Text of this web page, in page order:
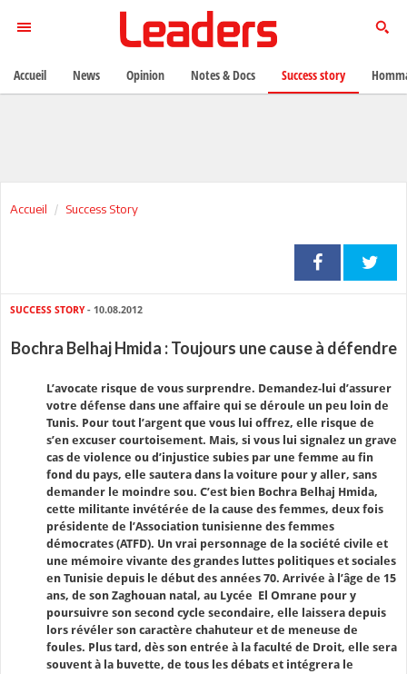
Accueil Success Story
SUCCESS STORY- 10.08.2012
Bochra Belhaj Hmida : Toujours une cause à défendre
L’avocate risque de vous surprendre. Demandez-lui d’assurer
votre défense dans une affaire qui se déroule un peu loin de
Tunis. Pour tout l’argent que vous lui offrez, elle risque de
s’en excuser courtoisement. Mais, si vous lui signalez un grave
cas de violence ou d’injustice subies par une femme au fin
fond du pays, elle sautera dans la voiture pour y aller, sans
demander le moindre sou. C’est bien Bochra Belhaj Hmida,
cette militante invétérée de la cause des femmes, deux fois
présidente de l’Association tunisienne des femmes
démocrates (ATFD). Un vrai personnage de la société civile et
une mémoire vivante des grandes luttes politiques et sociales
en Tunisie depuis le début des années 70. Arrivée à l’âge de 15
ans, de son Zaghouan natal, au Lycée El Omrane pour y
poursuivre son second cycle secondaire, elle laissera depuis
lors révéler son caractère chahuteur et de meneuse de
foules. Plus tard, dès son entrée à la faculté de Droit, elle sera
souvent à la buvette, de tous les débats et intégrera le
Accueil News Opinion Notes & Docs Success story